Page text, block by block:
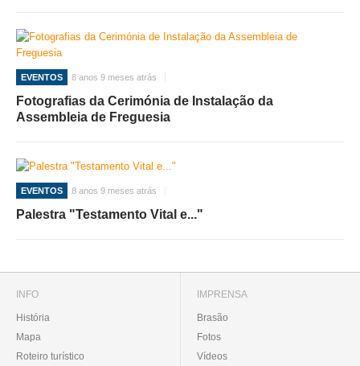
EVENTOS 8 anos 9 meses atrás
Fotografias da Cerimónia de Instalação da
Assembleia de Freguesia
EVENTOS 8 anos 9 meses atrás
Palestra "Testamento Vital e..."
INFO
História
Mapa
Roteiro turístico
IMPRENSA
Brasão
Fotos
Vídeos